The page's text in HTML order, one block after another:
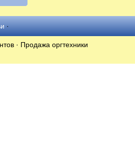
·
· Продажа оргтехники